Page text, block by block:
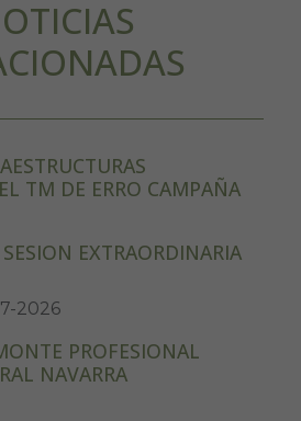
TM DE ERRO CAMPAÑA
EXTRAORDINARIA
2026
PROFESIONAL
NAVARRA